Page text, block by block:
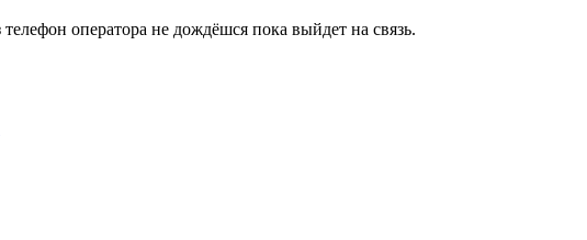
оператора не дождёшся пока выйдет на связь.